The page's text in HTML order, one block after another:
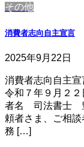
その他
消費者志向自主宣言
2025年9月22日
消費
令和７年９月２
者名 司法書士
頼者さま、ご相
務 […]